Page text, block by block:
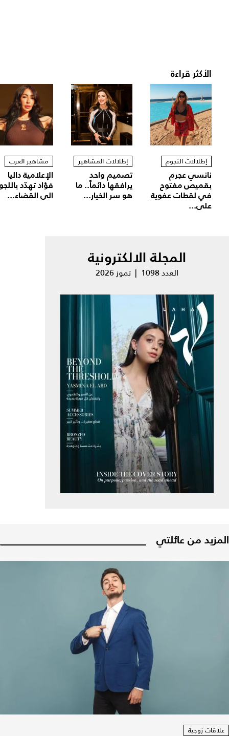
الأكثر قراءة
إطلالات النجوم
نانسي عجرم
بقميص مفتوح
في لقطات عفوية
على...
إطلالات المشاهير
تصميم واحد
يرافقها دائماً.. ما
هو سر الخيار...
مشاهير العرب
الإعلامية داليا
فؤاد تهدّد
الى القضاء...
المجلة الالكترونية
العدد 1098 | تموز 2026
المزيد من عائلتي
علاقات زوجية